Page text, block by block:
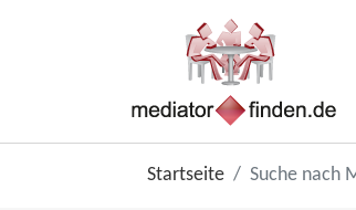
Startseite Suche nach